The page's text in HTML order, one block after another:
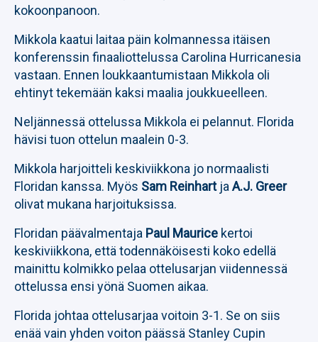
kokoonpanoon.
Mikkola kaatui laitaa päin kolmannessa itäisen
konferenssin finaaliottelussa Carolina Hurricanesia
vastaan. Ennen loukkaantumistaan Mikkola oli
ehtinyt tekemään kaksi maalia joukkueelleen.
Neljännessä ottelussa Mikkola ei pelannut. Florida
hävisi tuon ottelun maalein 0-3.
Mikkola harjoitteli keskiviikkona jo normaalisti
Floridan kanssa. Myös Sam Reinhartja A.J. Greer
olivat mukana harjoituksissa.
Floridan päävalmentaja Paul Maurice kertoi
keskiviikkona, että todennäköisesti koko edellä
mainittu kolmikko pelaa ottelusarjan viidennessä
ottelussa ensi yönä Suomen aikaa.
Florida johtaa ottelusarjaa voitoin 3-1. Se on siis
enää vain yhden voiton päässä Stanley Cupin